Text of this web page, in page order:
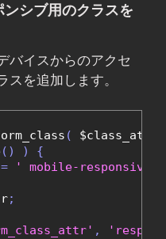
シブ用のクラスを
バイスからのアクセ
スを追加します。
( $class_attr
() )
{
' mobile-responsive'
;
,